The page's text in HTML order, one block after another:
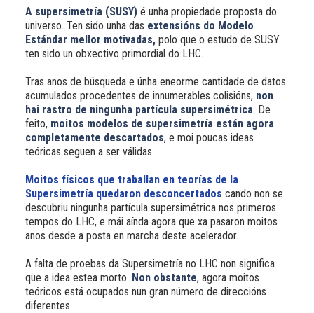
A supersimetría (SUSY) é unha propiedade proposta do
universo. Ten sido unha das extensións do Modelo
Estándar mellor motivadas, polo que o estudo de SUSY
ten sido un obxectivo primordial do LHC.
Tras anos de búsqueda e únha eneorme cantidade de datos
acumulados procedentes de innumerables colisións, non
hai rastro de ningunha partícula supersimétrica. De
feito, moitos modelos de supersimetría están agora
completamente descartados, e moi poucas ideas
teóricas seguen a ser válidas.
Moitos físicos que traballan en teorías de la
Supersimetría quedaron desconcertados cando non se
descubriu ningunha partícula supersimétrica nos primeros
tempos do LHC, e mái aínda agora que xa pasaron moitos
anos desde a posta en marcha deste acelerador.
A falta de proebas da Supersimetría no LHC non significa
que a idea estea morto. Non obstante, agora moitos
teóricos está ocupados nun gran número de direccións
diferentes.